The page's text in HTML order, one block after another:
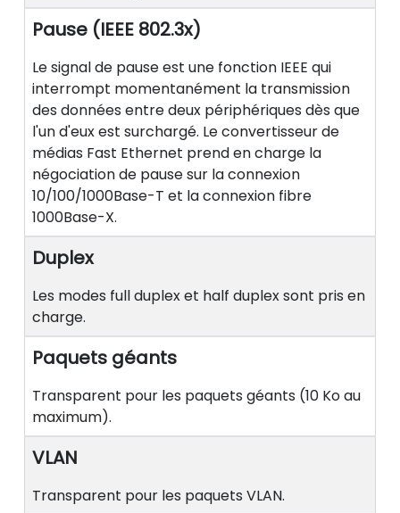
Pause (IEEE 802.3x)
Le signal de pause est une fonction IEEE qui
interrompt momentanément la transmission
des données entre deux périphériques dès que
l'un d'eux est surchargé. Le convertisseur de
médias Fast Ethernet prend en charge la
négociation de pause sur la connexion
10/100/1000Base-T et la connexion fibre
1000Base-X.
Duplex
Les modes full duplex et half duplex sont pris en
charge.
Paquets géants
Transparent pour les paquets géants (10 Ko au
maximum).
VLAN
Transparent pour les paquets VLAN.